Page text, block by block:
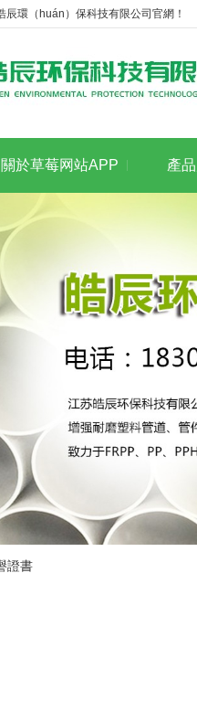
環（huán）保科技有限公司官網！
關於草莓网站APP 產
證書